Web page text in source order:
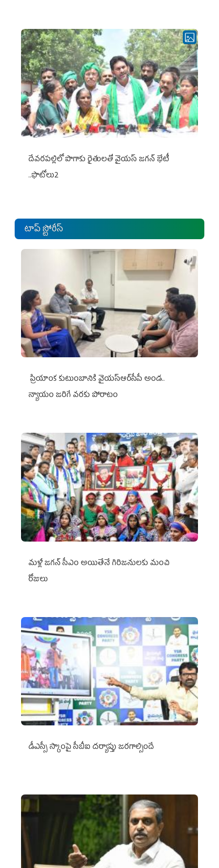
దేవరపల్లిలో పొగాకు రైతులతో వైయస్ జగన్ భేటీ
..ఫొటోలు2
టాప్ స్టోరీస్
ప్రియాంక కుటుంబానికి వైయ‌స్ఆర్‌సీపీ అండ..
న్యాయం జరిగే వరకు పోరాటం
మళ్లీ జగన్ సీఎం అయితేనే గిరిజనులకు మంచి
రోజులు
డీఎస్సీ స్కాంపై సీబీఐ దర్యాప్తు జరగాల్సిందే